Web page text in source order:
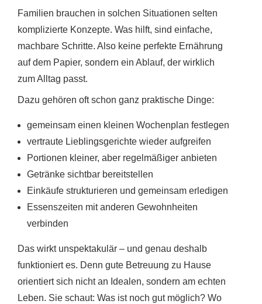
Familien brauchen in solchen Situationen selten
komplizierte Konzepte. Was hilft, sind einfache,
machbare Schritte. Also keine perfekte Ernährung
auf dem Papier, sondern ein Ablauf, der wirklich
zum Alltag passt.
Dazu gehören oft schon ganz praktische Dinge:
gemeinsam einen kleinen Wochenplan festlegen
vertraute Lieblingsgerichte wieder aufgreifen
Portionen kleiner, aber regelmäßiger anbieten
Getränke sichtbar bereitstellen
Einkäufe strukturieren und gemeinsam erledigen
Essenszeiten mit anderen Gewohnheiten
verbinden
Das wirkt unspektakulär – und genau deshalb
funktioniert es. Denn gute Betreuung zu Hause
orientiert sich nicht an Idealen, sondern am echten
Leben. Sie schaut: Was ist noch gut möglich? Wo